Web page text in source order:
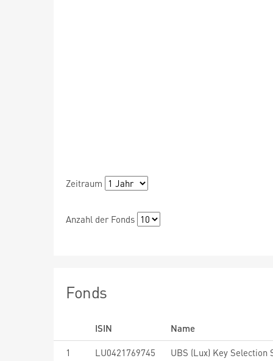
Zeitraum
Anzahl der Fonds
Fonds
ISIN
Name
1
LU0421769745